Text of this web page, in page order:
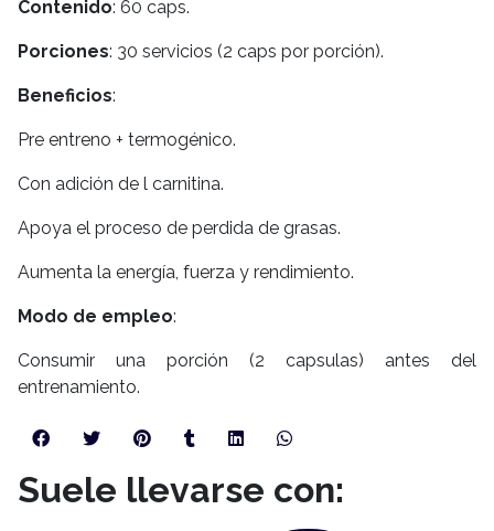
Contenido: 60 caps.
Porciones: 30 servicios (2 caps por porción).
Beneficios:
Pre entreno + termogénico.
Con adición de l carnitina.
Apoya el proceso de perdida de grasas.
Aumenta la energía, fuerza y rendimiento.
Modo de empleo:
Consumir una porción (2 capsulas) antes del
entrenamiento.
Suele llevarse con: